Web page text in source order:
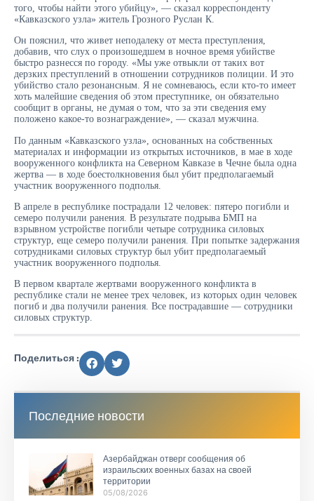
того, чтобы найти этого убийцу», — сказал корреспонденту
«Кавказского узла» житель Грозного Руслан К.
Он пояснил, что живет неподалеку от места преступления,
добавив, что слух о произошедшем в ночное время убийстве
быстро разнесся по городу. «Мы уже отвыкли от таких вот
дерзких преступлений в отношении сотрудников полиции. И это
убийство стало резонансным. Я не сомневаюсь, если кто-то имеет
хоть малейшие сведения об этом преступнике, он обязательно
сообщит в органы, не думая о том, что за эти сведения ему
положено какое-то вознаграждение», — сказал мужчина.
По данным «Кавказского узла», основанных на собственных
материалах и информации из открытых источников, в мае в ходе
вооруженного конфликта на Северном Кавказе в Чечне была одна
жертва — в ходе боестолкновения был убит предполагаемый
участник вооруженного подполья.
В апреле в республике пострадали 12 человек: пятеро погибли и
семеро получили ранения. В результате подрыва БМП на
взрывном устройстве погибли четыре сотрудника силовых
структур, еще семеро получили ранения. При попытке задержания
сотрудниками силовых структур был убит предполагаемый
участник вооруженного подполья.
В первом квартале жертвами вооруженного конфликта в
республике стали не менее трех человек, из которых один человек
погиб и два получили ранения. Все пострадавшие — сотрудники
силовых структур.
Поделиться :
Последние новости
Азербайджан отверг сообщения об
израильских военных базах на своей
территории
05/08/2026